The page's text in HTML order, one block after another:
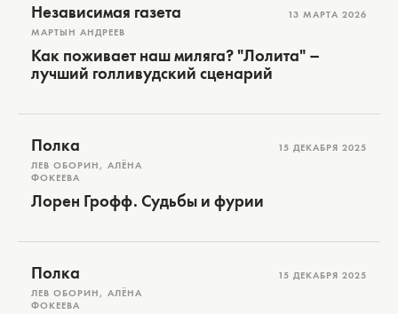
Независимая газета
МАРТЫН АНДРЕЕВ
13 МАРТА 2026
Как поживает наш миляга? "Лолита" –
лучший голливудский сценарий
Полка
ЛЕВ ОБОРИН, АЛЁНА
ФОКЕЕВА
15 ДЕКАБРЯ 2025
Лорен Грофф. Судьбы и фурии
Полка
ЛЕВ ОБОРИН, АЛЁНА
ФОКЕЕВА
15 ДЕКАБРЯ 2025